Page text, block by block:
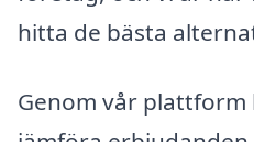
hitta de bästa
Genom vår plattform